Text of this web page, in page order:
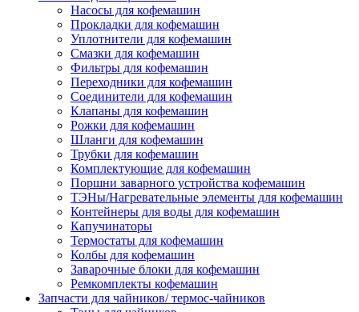
Насосы для кофемашин
Прокладки для кофемашин
Уплотнители для кофемашин
Смазки для кофемашин
Фильтры для кофемашин
Переходники для кофемашин
Соединители для кофемашин
Клапаны для кофемашин
Рожки для кофемашин
Шланги для кофемашин
Трубки для кофемашин
Комплектующие для кофемашин
Поршни заварного устройства кофемашин
ТЭНы/Нагревательные элементы для кофемашин
Контейнеры для воды для кофемашин
Капучинаторы
Термостаты для кофемашин
Колбы для кофемашин
Заварочные блоки для кофемашин
Ремкомплекты кофемашин
Запчасти для чайников/ термос-чайников